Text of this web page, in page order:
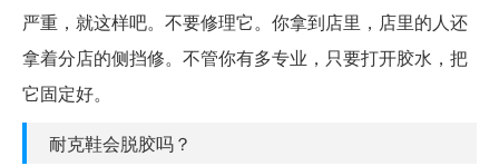
严重，就这样吧。不要修理它。你拿到店里，店里的人还
拿着分店的侧挡修。不管你有多专业，只要打开胶水，把
它固定好。
耐克鞋会脱胶吗？